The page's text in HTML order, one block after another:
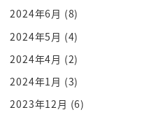
終わったなって結局お前早
ただけで全然
睡眠時間観光できてねーじ
ありますよね
カツ
大きいたはものの
2024年6月 (8)
2024年5月 (4)
2024年4月 (2)
2024年1月 (3)
2023年12月 (6)